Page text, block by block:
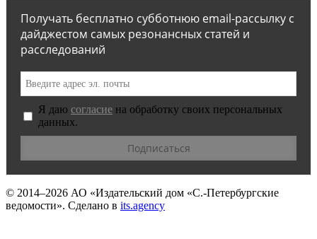
Получать бесплатно субботнюю email-рассылку с
дайджестом самых резонансных статей и
расследований
Я даю согласие на обработку своих персональных
данных.
© 2014–2026 АО «Издательский дом «С.-Петербургские
ведомости». Сделано в its.agency